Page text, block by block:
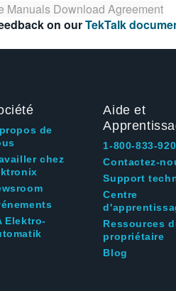
Manuals Download Agreement
on ourTekTalk
de
chez
Elektro-
Aide et
1-800-833-
Contactez-
Support
Centre
Ressources
propriétaire
Blog